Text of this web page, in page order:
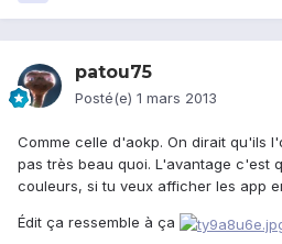
patou75
Posté(e) 1 mars 2013
Comme celle d'aokp. On dirait qu'ils
pas très beau quoi. L'avantage c'est
couleurs, si tu veux afficher les app
Édit ça ressemble à ça